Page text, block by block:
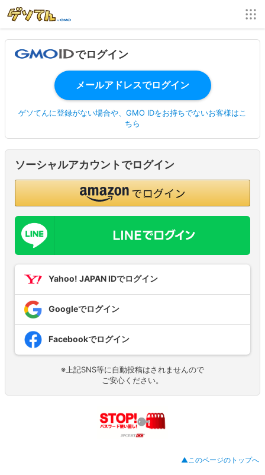
でログイン
ゲソてんに登録がない場合や、GMO IDをお持ちでないお客様はこ
ちら
ソーシャルアカウントでログイン
Yahoo! JAPAN IDでログイン
Googleでログイン
Facebookでログイン
※上記SNS等に自動投稿はされませんので
ご安心ください。
▲このページのトップへ